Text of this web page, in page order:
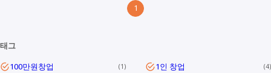
1
태그
100만원창업
1 1인 창업 4